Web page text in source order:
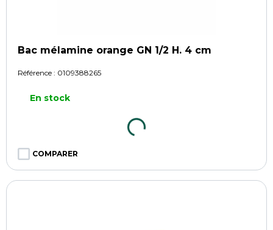
Bac mélamine orange GN 1/2 H. 4 cm
Référence : 0109388265
En stock
COMPARER